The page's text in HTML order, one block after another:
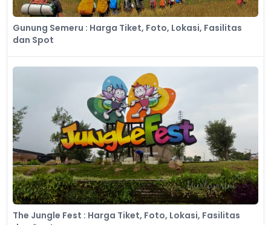
Gunung Semeru : Harga Tiket, Foto, Lokasi, Fasilitas
dan Spot
The Jungle Fest : Harga Tiket, Foto, Lokasi, Fasilitas